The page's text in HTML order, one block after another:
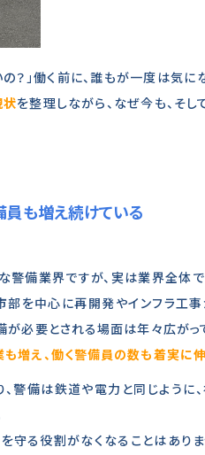
？」働く前に、誰もが一度は気に
を整理しながら、なぜ今も、そし
も増え続けている
備業界ですが、実は業界全体で
部を中心に再開発やインフラ工
が必要とされる場面は年々広がっ
増え、働く警備員の数も着実に
、警備は鉄道や電力と同じように
守る役割がなくなることはあり